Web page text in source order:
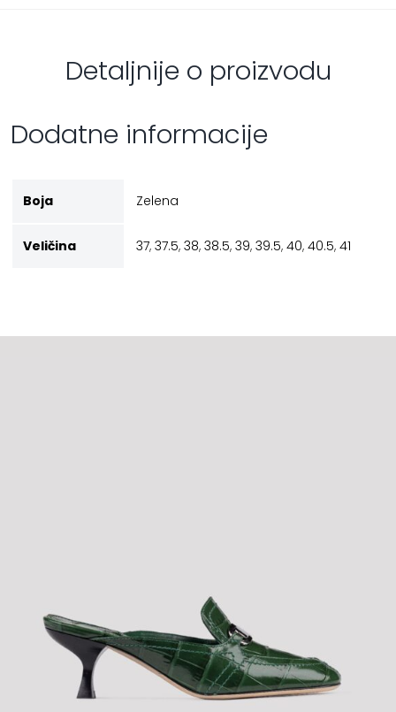
Detaljnije o proizvodu
Dodatne informacije
Boja Zelena
Veličina 37, 37.5, 38, 38.5, 39, 39.5, 40, 40.5, 41